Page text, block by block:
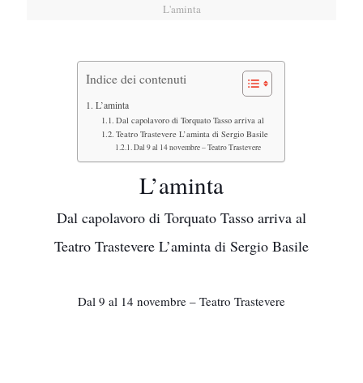
L'aminta
Indice dei contenuti
L’aminta
Dal capolavoro di Torquato Tasso arriva al
Teatro Trastevere L’aminta di Sergio Basile
Dal 9 al 14 novembre – Teatro Trastevere
L’aminta
Dal capolavoro di Torquato Tasso arriva al
Teatro Trastevere L’aminta di Sergio Basile
Dal 9 al 14 novembre – Teatro Trastevere